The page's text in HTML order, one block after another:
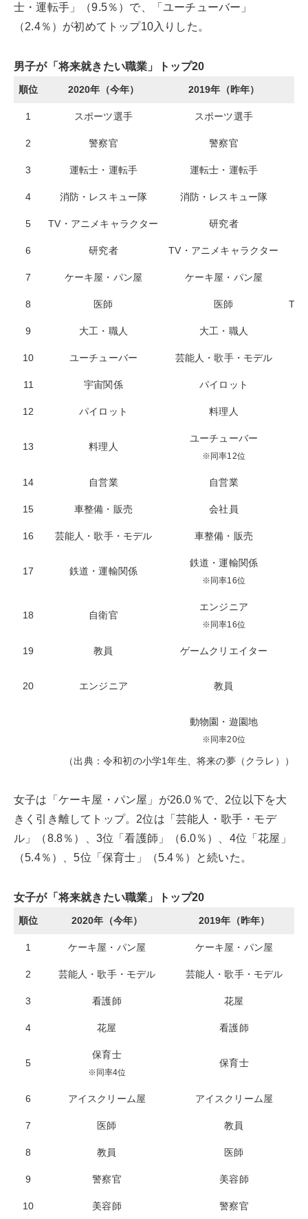
士・運転手」（9.5％）で、「ユーチューバー」
（2.4％）が初めてトップ10入りした。
男子が「将来就きたい職業」トップ20
順位 2020年（今年） 2019年（昨年）
1 スポーツ選手 スポーツ選手
2 警察官 警察官
3 運転士・運転手 運転士・運転手
4 消防・レスキュー隊 消防・レスキュー隊
5 TV・アニメキャラクター 研究者
6 研究者 TV・アニメキャラクター
7 ケーキ屋・パン屋 ケーキ屋・パン屋
8 医師 医師 TV
9 大工・職人 大工・職人
10 ユーチューバー 芸能人・歌手・モデル
11 宇宙関係 パイロット
12 パイロット 料理人
13 料理人
ユーチューバー
※同率12位
14 自営業 自営業
15 車整備・販売 会社員
16 芸能人・歌手・モデル 車整備・販売
17 鉄道・運輸関係
鉄道・運輸関係
※同率16位
18 自衛官
エンジニア
※同率16位
19 教員 ゲームクリエイター
20 エンジニア 教員
動物園・遊園地
※同率20位
（出典：令和初の小学1年生、将来の夢（クラレ））
女子は「ケーキ屋・パン屋」が26.0％で、2位以下を大
きく引き離してトップ。2位は「芸能人・歌手・モデ
ル」（8.8％）、3位「看護師」（6.0％）、4位「花屋」
（5.4％）、5位「保育士」（5.4％）と続いた。
女子が「将来就きたい職業」トップ20
順位 2020年（今年） 2019年（昨年）
1 ケーキ屋・パン屋 ケーキ屋・パン屋
2 芸能人・歌手・モデル 芸能人・歌手・モデル
3 看護師 花屋
4 花屋 看護師
5
保育士
※同率4位
保育士
6 アイスクリーム屋 アイスクリーム屋
7 医師 教員
8 教員 医師
9 警察官 美容師
10 美容師 警察官